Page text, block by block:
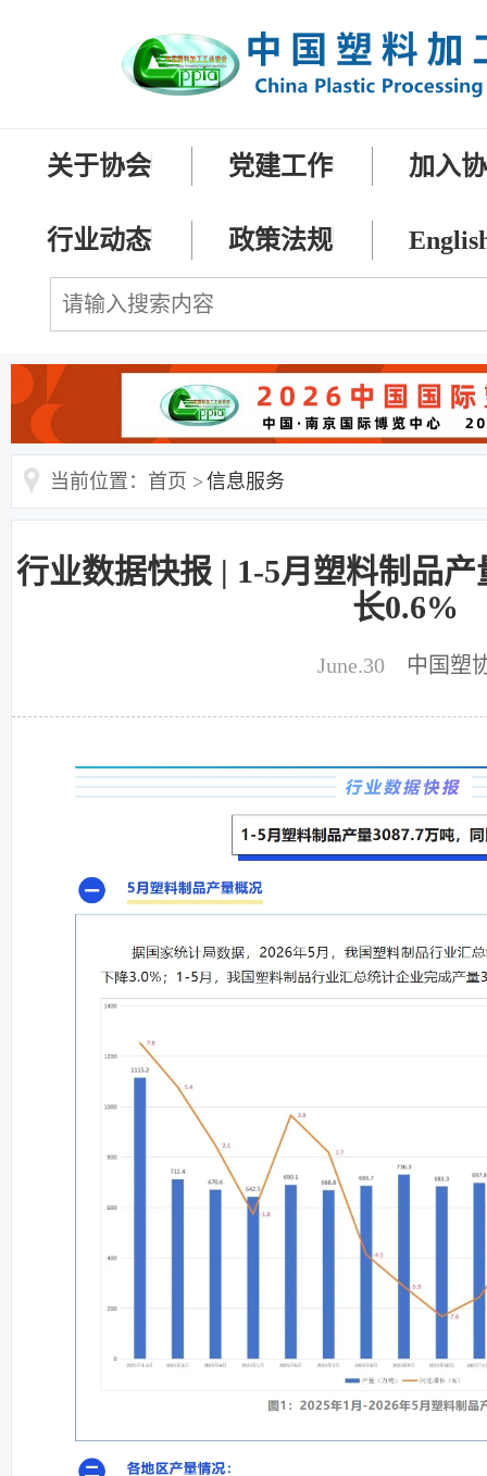
关于协会 党建工作 加入
行业动态 政策法规
当前位置：首页 >信息服务
行业数据快报 | 1-5月塑料制品产
长0.6%
June.30 中国塑